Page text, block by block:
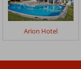
Arion Hotel